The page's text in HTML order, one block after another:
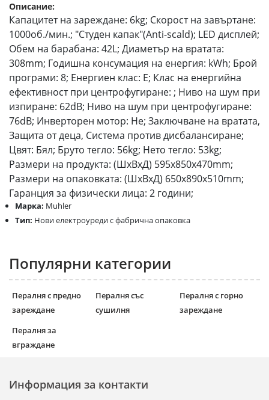
Описание:
Капацитет на зареждане: 6kg; Скорост на завъртане:
1000об./мин.; "Студен капак"(Anti-scald); LED дисплей;
Обем на барабана: 42L; Диаметър на вратата:
308mm; Годишна консумация на енергия: kWh; Брой
програми: 8; Енергиен клас: E; Клас на енергийна
ефективност при центрофугиране: ; Ниво на шум при
изпиране: 62dB; Ниво на шум при центрофугиране:
76dB; Инверторен мотор: Не; Заключване на вратата,
Защита от деца, Система против дисбалансиране;
Цвят: Бял; Бруто тегло: 56kg; Нето тегло: 53kg;
Размери на продукта: (ШхВхД) 595x850x470mm;
Размери на опаковката: (ШхВхД) 650x890x510mm;
Гаранция за физически лица: 2 години;
Марка: Muhler
Тип: Нови електроуреди с фабрична опаковка
Популярни категории
Пералня с предно
зареждане
Пералня със
сушилня
Пералня с горно
зареждане
Пералня за
вграждане
Информация за контакти